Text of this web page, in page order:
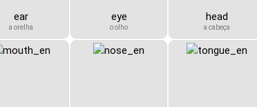
ear
a orelha
eye
o olho
head
a cabeça